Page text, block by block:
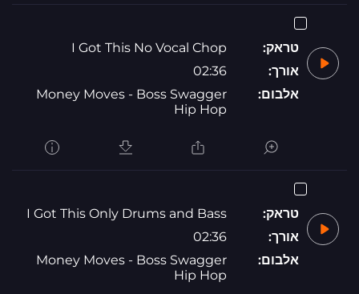
טראק:
I Got This No Vocal Chop
אורך:
02:36
אלבום:
Money Moves - Boss Swagger
Hip Hop
טראק:
I Got This Only Drums and Bass
אורך:
02:36
אלבום:
Money Moves - Boss Swagger
Hip Hop